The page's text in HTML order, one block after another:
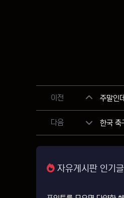
관련자료
이전 주말인
다음 한국 축
자유게시판 인기글